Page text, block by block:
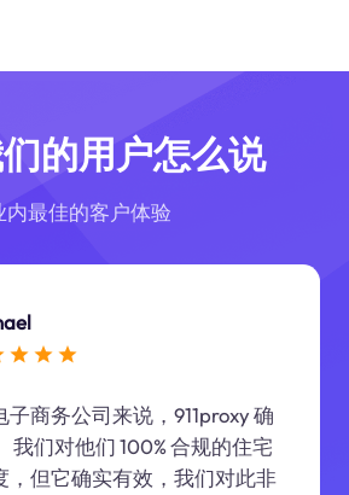
的用户怎么说
内最佳的客户体验
商务公司来说，911proxy 确
我们对他们 100% 合规的住宅
，但它确实有效，我们对此非